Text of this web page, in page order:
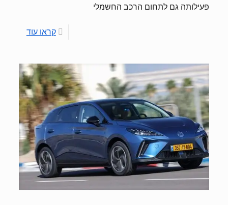
פעילותה גם לתחום הרכב החשמלי
קראו עוד